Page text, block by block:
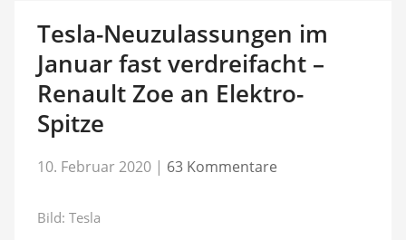
Tesla-Neuzulassungen im
Januar fast verdreifacht –
Renault Zoe an Elektro-
Spitze
10. Februar 2020 | 63 Kommentare
Bild: Tesla